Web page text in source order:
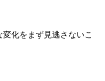
化をまず見逃さないこ